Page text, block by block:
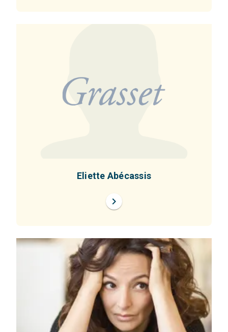
Eliette Abécassis
chevron_right